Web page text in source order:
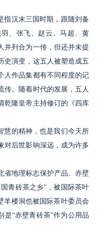
指汉末三国时期，跟随刘备
、张飞、赵云、马超、黄
并列合为一传，但还并未提
史演变，这五人被塑造成五
人作品集都有不同程度的记
传。随着时代的发展，五人
乾隆皇帝主持修订的《四库
慧的精神，也是我们今天所
对后世影响深远，成为许多
省地理标志保护产品。赤壁
青砖茶之乡”，被国际茶叶
羊楼洞也被国际茶叶委员会
是“赤壁青砖茶”作为公用品